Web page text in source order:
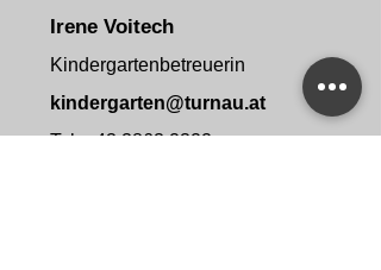
Irene Voitech
Kindergartenbetreuerin
kindergarten@turnau.at
Tel.+43 3863 2322